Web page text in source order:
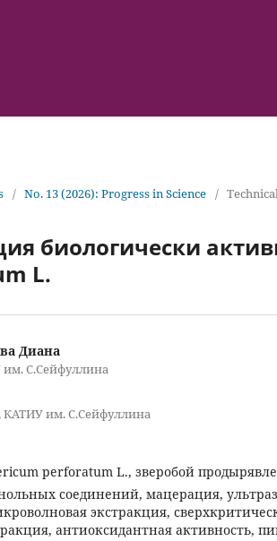
/ No. 13 (2026): Progress in Science /
биологически
L.
Диана
им. С.Сейфуллина
КАТИУ им. С.Сейфуллина
perforatum L., зверобой
соединений, мацерация,
экстракция,
антиоксидантная активность,